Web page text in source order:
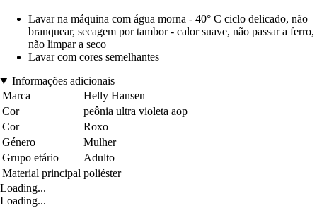
Lavar na máquina com água morna - 40° C ciclo delicado, não
branquear, secagem por tambor - calor suave, não passar a ferro,
não limpar a seco
Lavar com cores semelhantes
Informações adicionais
Marca
Helly Hansen
Cor
peônia ultra violeta aop
Cor
Roxo
Género
Mulher
Grupo etário
Adulto
Material principal poliéster
Loading...
Loading...